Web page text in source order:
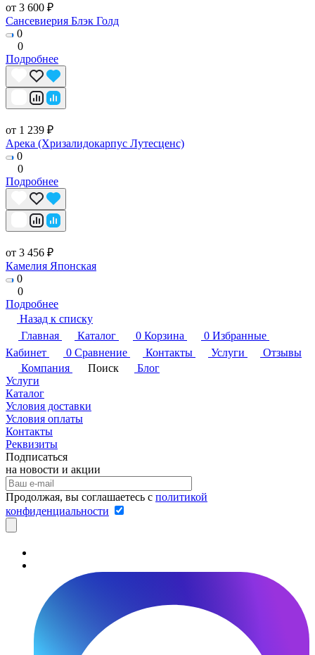
от 3 600 ₽
Сансевиерия Блэк Голд
0
0
Подробнее
от 1 239 ₽
Арека (Хризалидокарпус Лутесценс)
0
0
Подробнее
от 3 456 ₽
Камелия Японская
0
0
Подробнее
Назад к списку
Главная
Каталог 0 Корзина 0 Избранные
Кабинет
0 Сравнение Контакты Услуги
Отзывы
Компания
Поиск
Блог
Услуги
Каталог
Условия доставки
Условия оплаты
Контакты
Реквизиты
Подписаться
на новости и акции
Продолжая, вы соглашаетесь с политикой
конфиденциальности